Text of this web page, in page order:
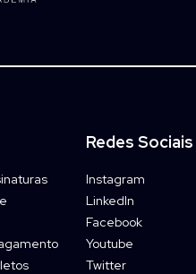
Redes Sociais
Instagram
LinkedIn
Facebook
Youtube
Twitter